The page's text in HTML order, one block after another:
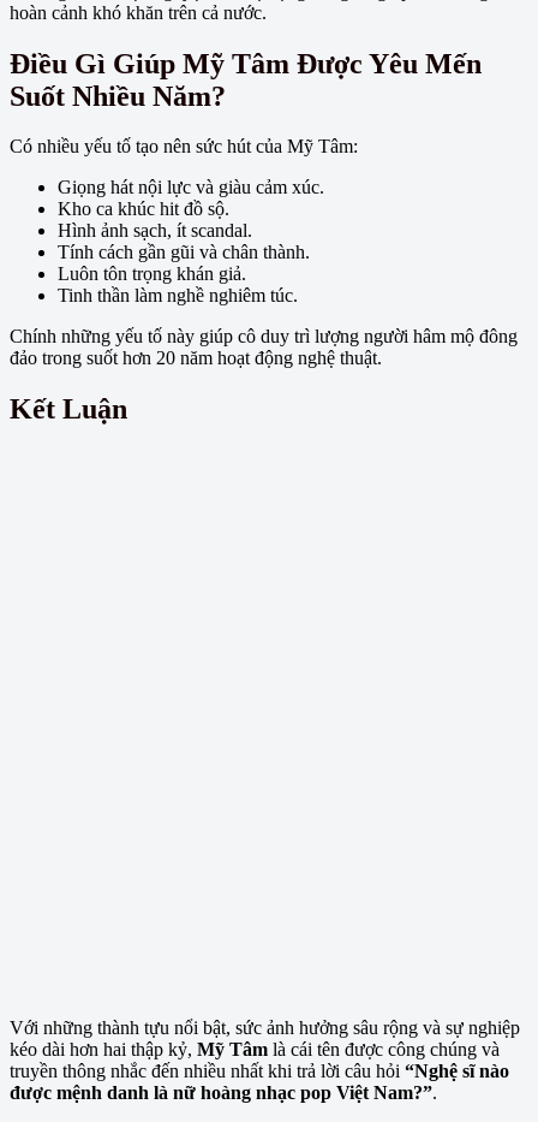
hoàn cảnh khó khăn trên cả nước.
Điều Gì Giúp Mỹ Tâm Được Yêu Mến
Suốt Nhiều Năm?
Có nhiều yếu tố tạo nên sức hút của Mỹ Tâm:
Giọng hát nội lực và giàu cảm xúc.
Kho ca khúc hit đồ sộ.
Hình ảnh sạch, ít scandal.
Tính cách gần gũi và chân thành.
Luôn tôn trọng khán giả.
Tinh thần làm nghề nghiêm túc.
Chính những yếu tố này giúp cô duy trì lượng người hâm mộ đông
đảo trong suốt hơn 20 năm hoạt động nghệ thuật.
Kết Luận
Với những thành tựu nổi bật, sức ảnh hưởng sâu rộng và sự nghiệp
kéo dài hơn hai thập kỷ, Mỹ Tâm là cái tên được công chúng và
truyền thông nhắc đến nhiều nhất khi trả lời câu hỏi “Nghệ sĩ nào
được mệnh danh là nữ hoàng nhạc pop Việt Nam?”.